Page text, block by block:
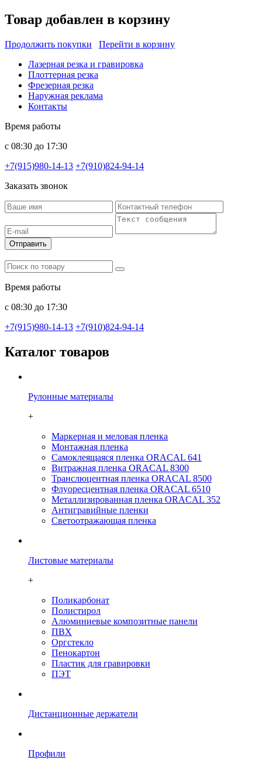
Товар добавлен в корзину
Продолжить покупки
Перейти в корзину
Лазерная резка и гравировка
Плоттерная резка
Фрезерная резка
Наружная реклама
Контакты
Время работы
с 08:30 до 17:30
+7(915)980-14-13 +7(910)824-94-14
Заказать звонок
Отправить
Время работы
с 08:30 до 17:30
+7(915)980-14-13 +7(910)824-94-14
Каталог товаров
Рулонные материалы
+
Маркерная и меловая пленка
Монтажная пленка
Самоклеящаяся пленка ORACAL 641
Витражная пленка ORACAL 8300
Транслюцентная пленка ORACAL 8500
Флуоресцентная пленка ORACAL 6510
Металлизированная пленка ORACAL 352
Антигравийные пленки
Светоотражающая пленка
Листовые материалы
+
Поликарбонат
Полистирол
Алюминиевые композитные панели
ПВХ
Оргстекло
Пенокартон
Плаcтик для гравировки
ПЭТ
Дистанционные держатели
Профили